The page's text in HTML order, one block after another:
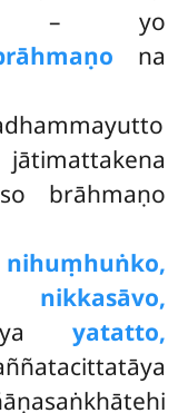
– yo
na
brāhmaṇo
nihuṃhuṅko,
nikkasāvo,
yatatto,